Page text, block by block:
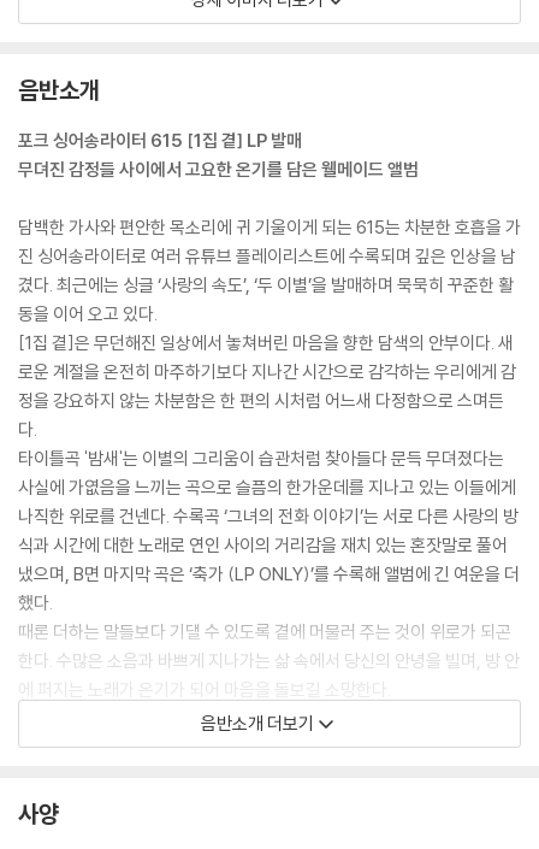
음반소개
포크 싱어송라이터 615 [1집 곁] LP 발매
무뎌진 감정들 사이에서 고요한 온기를 담은 웰메이드 앨범
담백한 가사와 편안한 목소리에 귀 기울이게 되는 615는 차분한 호흡을 가
진 싱어송라이터로 여러 유튜브 플레이리스트에 수록되며 깊은 인상을 남
겼다. 최근에는 싱글 ‘사랑의 속도’, ‘두 이별’을 발매하며 묵묵히 꾸준한 활
동을 이어 오고 있다.
[1집 곁]은 무던해진 일상에서 놓쳐버린 마음을 향한 담색의 안부이다. 새
로운 계절을 온전히 마주하기보다 지나간 시간으로 감각하는 우리에게 감
정을 강요하지 않는 차분함은 한 편의 시처럼 어느새 다정함으로 스며든
다.
타이틀곡 '밤새'는 이별의 그리움이 습관처럼 찾아들다 문득 무뎌졌다는
사실에 가엾음을 느끼는 곡으로 슬픔의 한가운데를 지나고 있는 이들에게
나직한 위로를 건넨다. 수록곡 ‘그녀의 전화 이야기’는 서로 다른 사랑의 방
식과 시간에 대한 노래로 연인 사이의 거리감을 재치 있는 혼잣말로 풀어
냈으며, B면 마지막 곡은 ‘축가 (LP ONLY)’를 수록해 앨범에 긴 여운을 더
했다.
때론 더하는 말들보다 기댈 수 있도록 곁에 머물러 주는 것이 위로가 되곤
한다. 수많은 소음과 바쁘게 지나가는 삶 속에서 당신의 안녕을 빌며, 방 안
에 퍼지는 노래가 온기가 되어 마음을 돌보길 소망한다.
LP CREDIT
래커 커팅 엔지니어 : 백희성 (마장뮤직앤픽처스 스튜디오)
음반소개 더보기
사양